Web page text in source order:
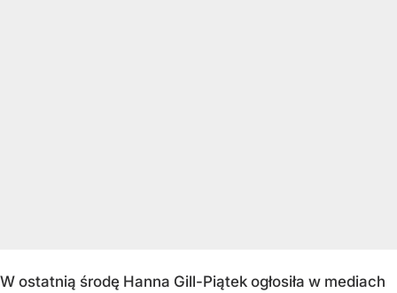
W ostatnią środę Hanna Gill-Piątek ogłosiła w mediach